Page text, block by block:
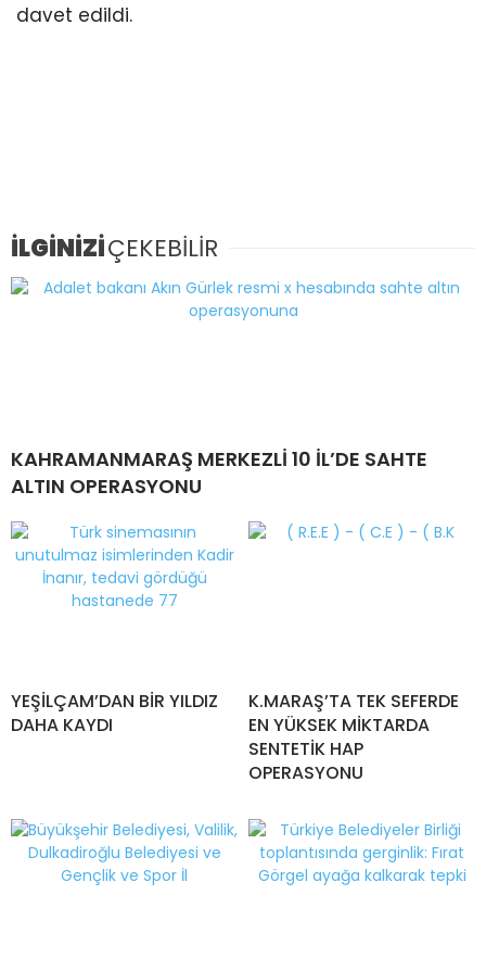
davet edildi.
İLGİNİZİÇEKEBİLİR
KAHRAMANMARAŞ MERKEZLİ 10 İL’DE SAHTE
ALTIN OPERASYONU
YEŞİLÇAM’DAN BİR YILDIZ
DAHA KAYDI
K.MARAŞ’TA TEK SEFERDE
EN YÜKSEK MİKTARDA
SENTETİK HAP
OPERASYONU